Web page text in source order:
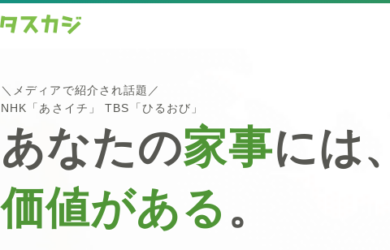
＼メディアで紹介され話題／
NHK「あさイチ」 TBS「ひるおび」
あなたの家事には、
価値がある 。